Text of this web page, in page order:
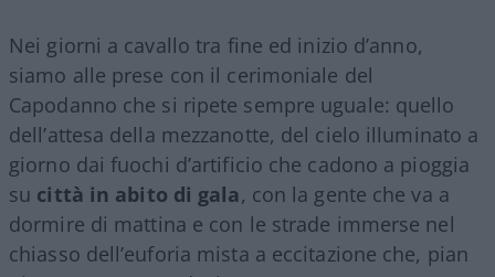
Nei giorni a cavallo tra fine ed inizio d’anno,
siamo alle prese con il cerimoniale del
Capodanno che si ripete sempre uguale: quello
dell’attesa della mezzanotte, del cielo illuminato a
giorno dai fuochi d’artificio che cadono a pioggia
su città in abito di gala, con la gente che va a
dormire di mattina e con le strade immerse nel
chiasso dell’euforia mista a eccitazione che, pian